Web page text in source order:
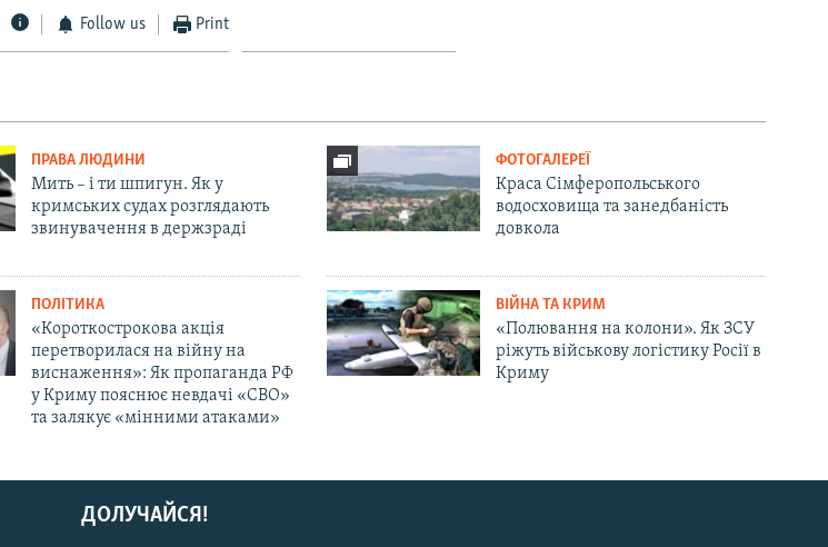
Follow us Print
ПРАВА ЛЮДИНИ
Мить – і ти шпигун. Як у
кримських судах розглядають
звинувачення в держзраді
ФОТОГАЛЕРЕЇ
Краса Сімферопольського
водосховища та занедбаність
довкола
ПОЛІТИКА
«Короткострокова акція
перетворилася на війну на
виснаження»: Як пропаганда РФ
у Криму пояснює невдачі «СВО»
та залякує «мінними атаками»
ВІЙНА ТА КРИМ
«Полювання на колони». Як ЗСУ
ріжуть військову логістику Росії в
Криму
ДОЛУЧАЙСЯ!